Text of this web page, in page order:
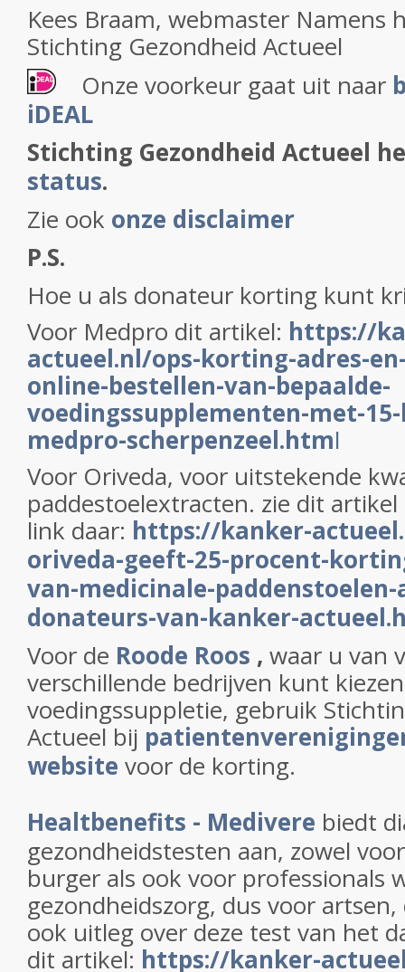
Kees Braam, webmaster Namens
Stichting Gezondheid Actueel
Onze voorkeur gaat uit naar
iDEAL
Stichting Gezondheid Actueel
status.
Zie ook onze disclaimer
P.S.
Hoe u als donateur korting kunt
Voor Medpro dit artikel: https://
actueel.nl/ops-korting-adres-
online-bestellen-van-bepaalde-
voedingssupplementen-met-
medpro-scherpenzeel.html
Voor Oriveda, voor uitstekende
paddestoelextracten. zie dit
link daar: https://kanker-
oriveda-geeft-25-procent-
van-medicinale-paddenstoelen-
donateurs-van-kanker-
Voor de Roode Roos , waar u van
verschillende bedrijven kunt
voedingssuppletie, gebruik
Actueel bij
website voor de korting.
Healtbenefits - Medivere biedt
gezondheidstesten aan, zowel
burger als ook voor professionals
gezondheidszorg, dus voor
ook uitleg over deze test van het
dit artikel: https://kanker-